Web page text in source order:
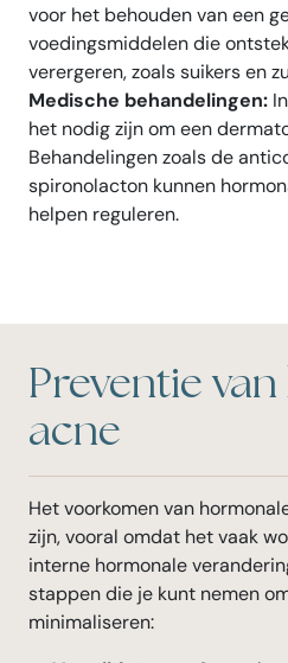
voor het behouden van een
voedingsmiddelen die
verergeren, zoals suikers en
Medische behandelingen:
het nodig zijn om een
Behandelingen zoals de
spironolacton kunnen
helpen reguleren.
Preventie
acne
Het voorkomen van
zijn, vooral omdat het vaak
interne hormonale
stappen die je kunt nemen
minimaliseren: